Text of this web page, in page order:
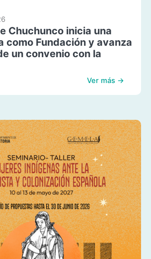
Chuchunco inicia una
como Fundación y avanza
un convenio con la
Ver más →